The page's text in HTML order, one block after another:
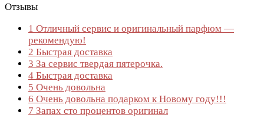
Отзывы
1 Отличный сервис и оригинальный парфюм —
рекомендую!
2 Быстрая доставка
3 За сервис твердая пятерочка.
4 Быстрая доставка
5 Очень довольна
6 Очень довольна подарком к Новому году!!!
7 Запах сто процентов оригинал